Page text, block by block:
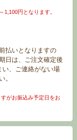
円となります。
払いとなりますの
日は、ご注文確定後
い、ご連絡がない場
。
がお振込み予定日をお